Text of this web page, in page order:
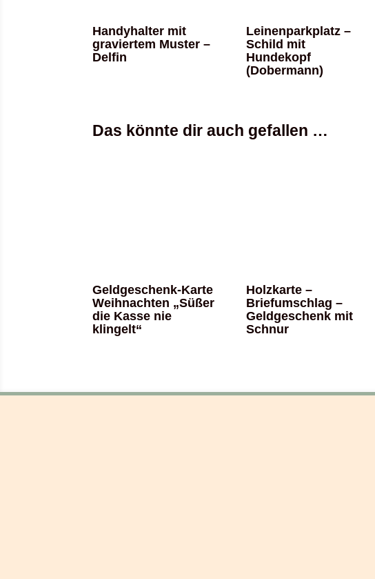
Handyhalter mit
graviertem Muster –
Delfin
Leinenparkplatz –
Schild mit
Hundekopf
(Dobermann)
Das könnte dir auch gefallen …
Geldgeschenk-Karte
Weihnachten „Süßer
die Kasse nie
klingelt“
Holzkarte –
Briefumschlag –
Geldgeschenk mit
Schnur